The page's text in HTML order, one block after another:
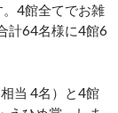
4館全てでお雑
計64名様に4館6
当 4名）と4館